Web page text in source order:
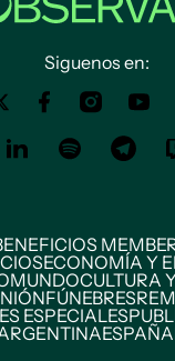
Siguenos en:
ECONOMÍA Y
MUNDOCULTURA
FÚNEBRES
ESPECIALES
ESPAÑA